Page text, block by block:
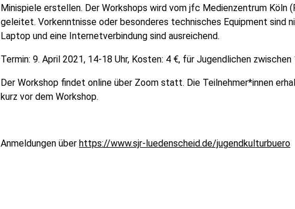
Minispiele erstellen. Der Workshops wird vom jfc Medienzentrum Köln
geleitet. Vorkenntnisse oder besonderes technisches Equipment sind
Laptop und eine Internetverbindung sind ausreichend.
Termin: 9. April 2021, 14-18 Uhr, Kosten: 4 €, für Jugendlichen zwischen
Der Workshop findet online über Zoom statt. Die Teilnehmer*innen
kurz vor dem Workshop.
Anmeldungen über https://www.sjr-luedenscheid.de/jugendkulturbuero